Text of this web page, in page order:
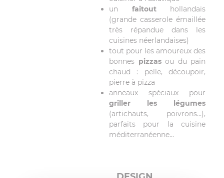
un faitouthollandais
(grande casserole émaillée
très répandue dans les
cuisines néerlandaises)
tout pour les amoureux des
bonnes pizzasou du pain
chaud : pelle, découpoir,
pierre à pizza
anneaux spéciaux pour
griller les légumes
(artichauts, poivrons...),
parfaits pour la cuisine
méditerranéenne...